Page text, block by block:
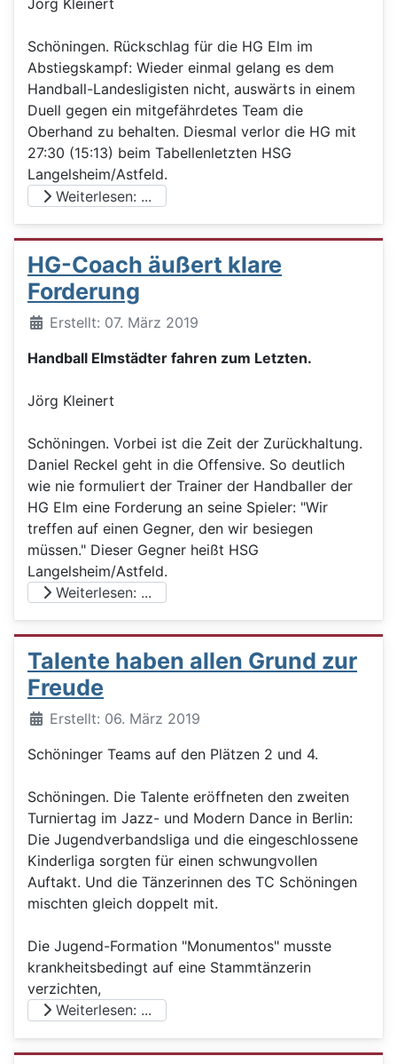
Jörg Kleinert
Schöningen. Rückschlag für die HG Elm im
Abstiegskampf: Wieder einmal gelang es dem
Handball-Landesligisten nicht, auswärts in einem
Duell gegen ein mitgefährdetes Team die
Oberhand zu behalten. Diesmal verlor die HG mit
27:30 (15:13) beim Tabellenletzten HSG
Langelsheim/Astfeld.
Weiterlesen: ...
HG-Coach äußert klare
Forderung
DetailsErstellt: 07. März 2019
Handball Elmstädter fahren zum Letzten.
Jörg Kleinert
Schöningen. Vorbei ist die Zeit der Zurückhaltung.
Daniel Reckel geht in die Offensive. So deutlich
wie nie formuliert der Trainer der Handballer der
HG Elm eine Forderung an seine Spieler: "Wir
treffen auf einen Gegner, den wir besiegen
müssen." Dieser Gegner heißt HSG
Langelsheim/Astfeld.
Weiterlesen: ...
Talente haben allen Grund zur
Freude
DetailsErstellt: 06. März 2019
Schöninger Teams auf den Plätzen 2 und 4.
Schöningen. Die Talente eröffneten den zweiten
Turniertag im Jazz- und Modern Dance in Berlin:
Die Jugendverbandsliga und die eingeschlossene
Kinderliga sorgten für einen schwungvollen
Auftakt. Und die Tänzerinnen des TC Schöningen
mischten gleich doppelt mit.
Die Jugend-Formation "Monumentos" musste
krankheitsbedingt auf eine Stammtänzerin
verzichten,
Weiterlesen: ...